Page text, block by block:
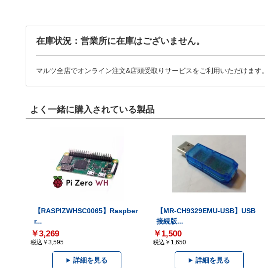
在庫状況：営業所に在庫はございません。
マルツ全店でオンライン注文&店頭受取りサービスをご利用いただけます。
よく一緒に購入されている製品
【RASPIZWHSC0065】Raspber
r...
￥3,269
税込￥3,595
詳細を見る
【MR-CH9329EMU-USB】USB
接続版...
￥1,500
税込￥1,650
詳細を見る